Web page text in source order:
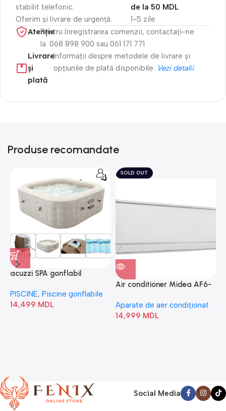
stabilit telefonic.
Oferim și livrare de urgență.
1-5 zile
de la 50 MDL
Atenție​Pentru înregistrarea comenzii, contactați-ne
la: 068 898 900 sau 061 171 771
Livrare
și
plată
Informații despre metodele de livrare și
opțiunile de plată disponibile. Vezi detalii
Produse recomandate
acuzzi SPA gonflabil
Bubble” 28446
PISCINE, Piscine gonflabile
14,499 MDL
SOLD OUT
Air conditioner Midea AF6-
Aparate de aer condiționat
14,999 MDL
Social Media